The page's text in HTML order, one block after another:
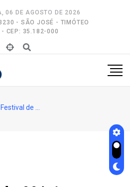
06 DE AGOSTO DE 2026
- SÃO JOSÉ - TIMÓTEO
- CEP: 35.182-000